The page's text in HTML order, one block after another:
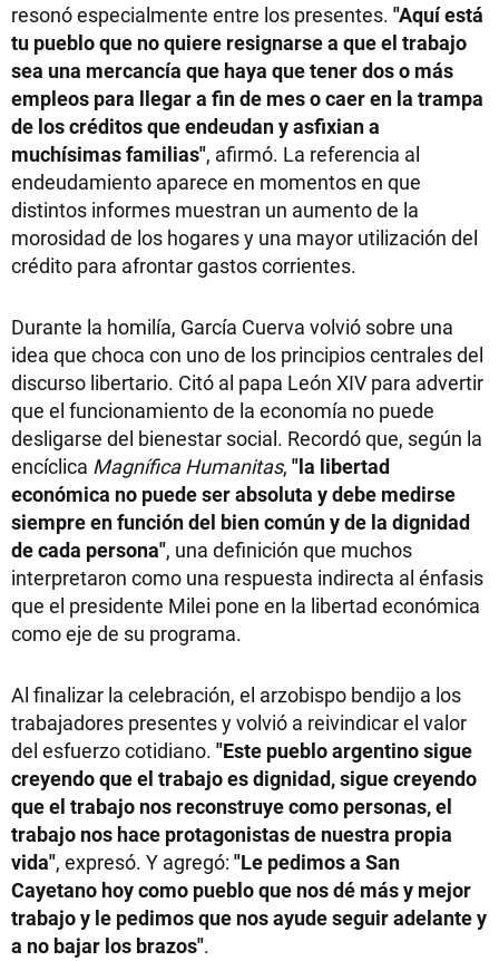
resonó especialmente entre los presentes. "Aquí está
tu pueblo que no quiere resignarse a que el trabajo
sea una mercancía que haya que tener dos o más
empleos para llegar a fin de mes o caer en la trampa
de los créditos que endeudan y asfixian a
muchísimas familias", afirmó. La referencia al
endeudamiento aparece en momentos en que
distintos informes muestran un aumento de la
morosidad de los hogares y una mayor utilización del
crédito para afrontar gastos corrientes.
Durante la homilía, García Cuerva volvió sobre una
idea que choca con uno de los principios centrales del
discurso libertario. Citó al papa León XIV para advertir
que el funcionamiento de la economía no puede
desligarse del bienestar social. Recordó que, según la
encíclica Magnífica Humanitas, "la libertad
económica no puede ser absoluta y debe medirse
siempre en función del bien común y de la dignidad
de cada persona", una definición que muchos
interpretaron como una respuesta indirecta al énfasis
que el presidente Milei pone en la libertad económica
como eje de su programa.
Al finalizar la celebración, el arzobispo bendijo a los
trabajadores presentes y volvió a reivindicar el valor
del esfuerzo cotidiano. "Este pueblo argentino sigue
creyendo que el trabajo es dignidad, sigue creyendo
que el trabajo nos reconstruye como personas, el
trabajo nos hace protagonistas de nuestra propia
vida", expresó. Y agregó: "Le pedimos a San
Cayetano hoy como pueblo que nos dé más y mejor
trabajo y le pedimos que nos ayude seguir adelante y
a no bajar los brazos".